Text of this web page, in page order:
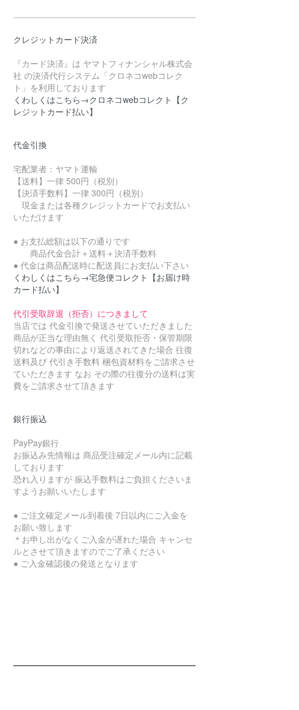
クレジットカード決済
『カード決済』は ヤマトフィナンシャル株式会
社 の決済代行システム「クロネコwebコレク
ト」を利用しております
くわしくはこちら→クロネコwebコレクト【ク
レジットカード払い】
代金引換
宅配業者：ヤマト運輸
【送料】一律 500円（税別）
【決済手数料】一律 300円（税別）
現金または各種クレジットカードでお支払い
いただけます
● お支払総額は以下の通りです
商品代金合計＋送料＋決済手数料
● 代金は商品配送時に配送員にお支払い下さい
くわしくはこちら→宅急便コレクト【お届け時
カード払い】
代引受取辞退（拒否）につきまして
当店では 代金引換で発送させていただきました
商品が正当な理由無く 代引受取拒否・保管期限
切れなどの事由により返送されてきた場合 往復
送料及び 代引き手数料 梱包資材料をご請求させ
ていただきます なお その際の往復分の送料は実
費をご請求させて頂きます
銀行振込
PayPay銀行
お振込み先情報は 商品受注確定メール内に記載
しております
恐れ入りますが 振込手数料はご負担くださいま
すようお願いいたします
● ご注文確定メール到着後 7日以内にご入金を
お願い致します
＊お申し出がなくご入金が遅れた場合 キャンセ
ルとさせて頂きますのでご了承ください
● ご入金確認後の発送となります